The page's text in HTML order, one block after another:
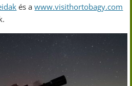
és awww.visithortobagy.com